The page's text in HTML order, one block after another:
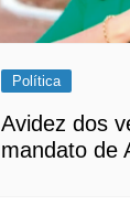
Política
Avidez dos
mandato de